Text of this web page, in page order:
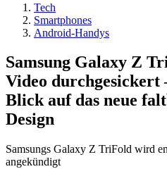
Tech
Smartphones
Android-Handys
Samsung Galaxy Z
Video durchgesickert
Blick auf das neue
Design
Samsungs Galaxy Z TriFold wird
angekündigt